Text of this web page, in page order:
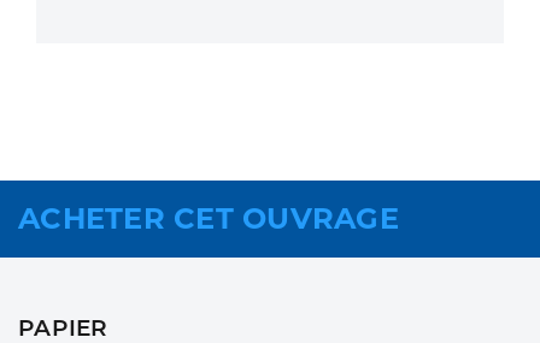
ACHETER CET OUVRAGE
PAPIER